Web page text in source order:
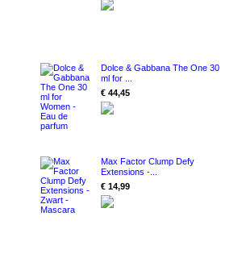
Dolce & Gabbana The One 30
ml for ...
€ 44,45
Max Factor Clump Defy
Extensions -...
€ 14,99